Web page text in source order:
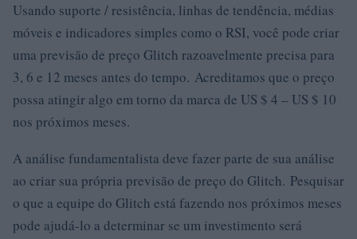
Usando suporte / resistência, linhas de tendência, médias
móveis e indicadores simples como o RSI, você pode criar
uma previsão de preço Glitch razoavelmente precisa para
3, 6 e 12 meses antes do tempo. Acreditamos que o preço
possa atingir algo em torno da marca de US $ 4 – US $ 10
nos próximos meses.
A análise fundamentalista deve fazer parte de sua análise
ao criar sua própria previsão de preço do Glitch. Pesquisar
o que a equipe do Glitch está fazendo nos próximos meses
pode ajudá-lo a determinar se um investimento será